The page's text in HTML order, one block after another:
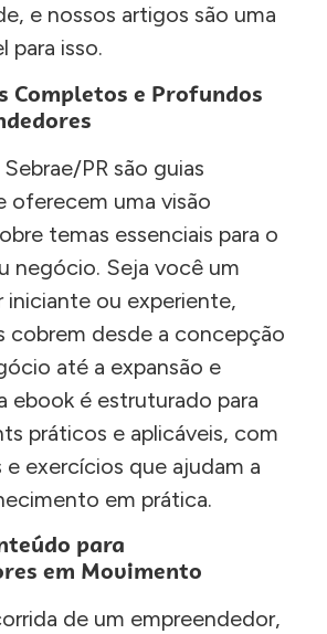
e nossos artigos são uma
para isso.
Completos e Profundos
PR são guias
oferecem uma visão
temas essenciais para o
negócio. Seja você um
iniciante ou experiente,
cobrem desde a concepção
até a expansão e
ebook é estruturado para
práticos e aplicáveis, com
e exercícios que ajudam a
em prática.
para
em Movimento
de um empreendedor,